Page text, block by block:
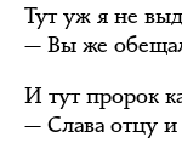
Тут уж я не
— Вы же
И тут пророк
— Слава отцу